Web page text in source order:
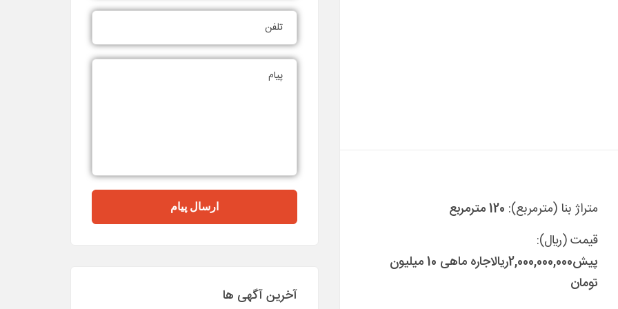
متراژ بنا (مترمربع): 120 مترمربع
قیمت (ريال):
پیش2,000,000,000ريال
اجاره ماهی 10 میلیون
تومان
ارسال پیام
آخرین آگهی ها